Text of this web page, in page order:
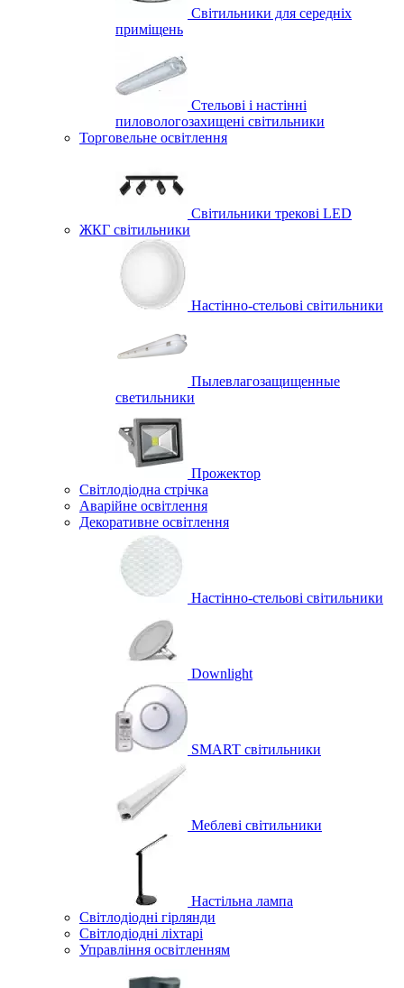
Світильники для середніх
приміщень
Стельові і настінні
пиловологозахищені світильники
Торговельне освітлення
Світильники трекові LED
ЖКГ світильники
Настінно-стельові світильники
Пылевлагозащищенные
светильники
Прожектор
Світлодіодна стрічка
Аварійне освітлення
Декоративне освітлення
Настінно-стельові світильники
Downlight
SMART світильники
Меблеві світильники
Настільна лампа
Світлодіодні гірлянди
Світлодіодні ліхтарі
Управління освітленням